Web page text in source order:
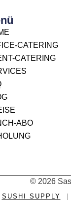
CATERING
CATERING
ABO
© 2026
SUSHI SUPPLY